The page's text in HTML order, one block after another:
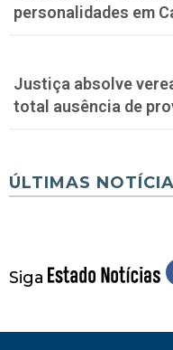
personalidades em
Justiça absolve
total ausência de
ÚLTIMAS
Siga